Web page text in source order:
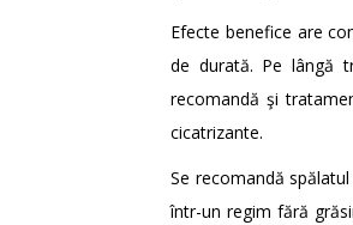
Efecte benefice are
de durată. Pe lângă
recomandă şi
cicatrizante.
Se recomandă
într-un regim fără